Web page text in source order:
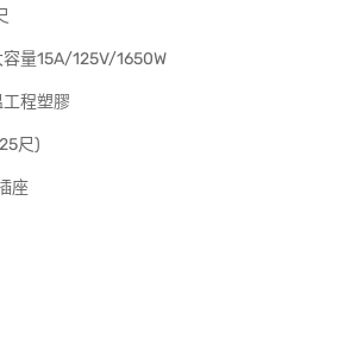
量15A/125V/1650W
程塑膠
尺)
座